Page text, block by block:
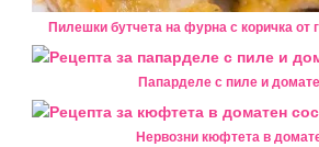
Пилешки бутчета на фурна с коричка от
Папарделе с пиле и
Нервозни кюфтета в